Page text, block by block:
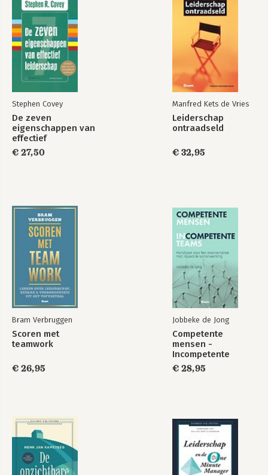
Stephen Covey
De zeven
eigenschappen van
effectief
leiderschap
€ 27,50
Manfred Kets de Vries
Leiderschap
ontraadseld
€ 32,95
Bram Verbruggen
Scoren met
teamwork
€ 26,95
Jobbeke de Jong
Competente
mensen -
Incompetente
teams
€ 28,95